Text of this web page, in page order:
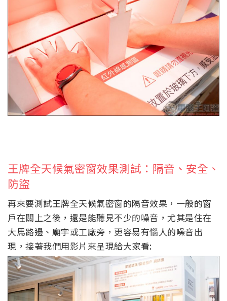
王牌全天候氣密窗效果測試：隔音、安全、
防盜
再來要測試王牌全天候氣密窗的隔音效果，一般的窗
戶在關上之後，還是能聽見不少的噪音，尤其是住在
大馬路邊、廟宇或工廠旁，更容易有惱人的噪音出
現，接著我們用影片來呈現給大家看: